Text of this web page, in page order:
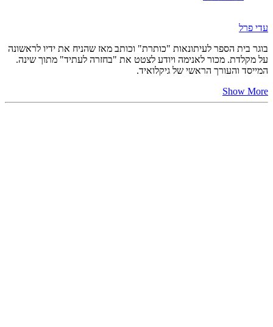
עדי פרל
בוגר בית הספר לעיתונאות "כותרת" וכותב מאז שהניח את ידיו לראשונה
על מקלדת. מכור לאנימה ויודע לצטט את "בחזרה לעתיד" מתוך שינה.
המייסד והעורך הראשי של גיקלואיד.
Show More